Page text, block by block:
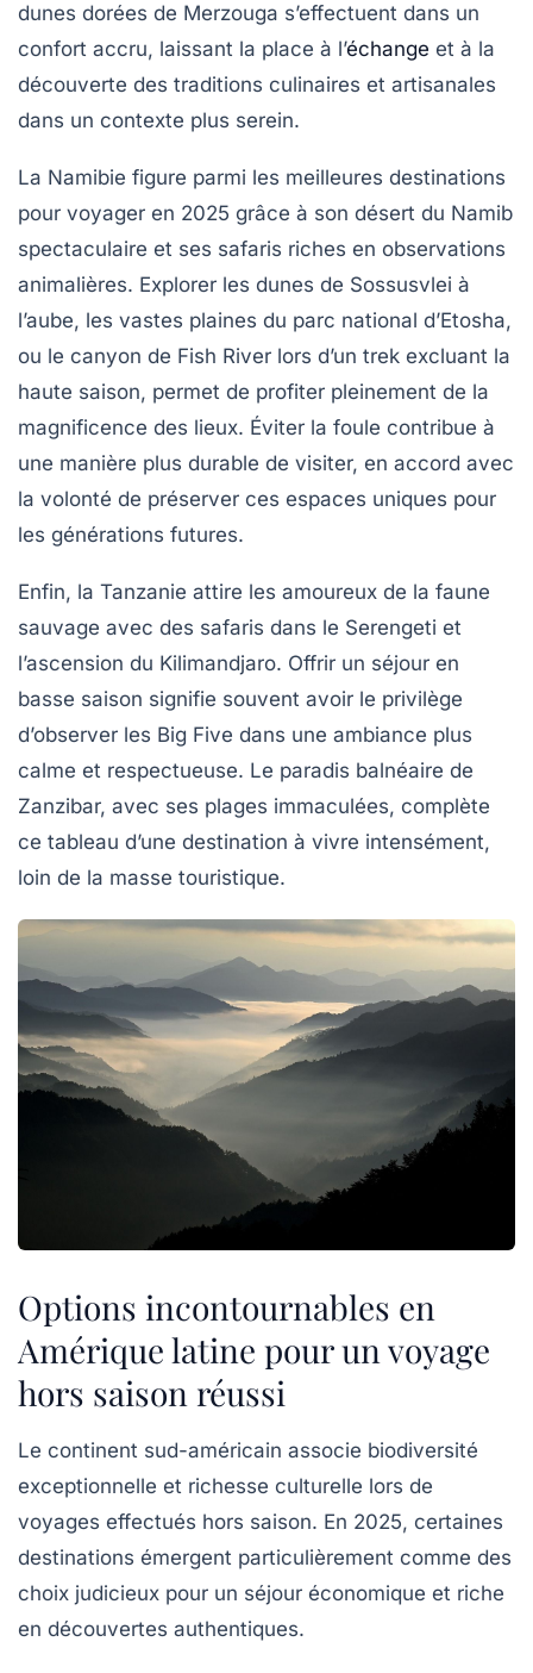
dunes dorées de Merzouga s’effectuent dans un
confort accru, laissant la place à l’échange et à la
découverte des traditions culinaires et artisanales
dans un contexte plus serein.
La Namibie figure parmi les meilleures destinations
pour voyager en 2025 grâce à son désert du Namib
spectaculaire et ses safaris riches en observations
animalières. Explorer les dunes de Sossusvlei à
l’aube, les vastes plaines du parc national d’Etosha,
ou le canyon de Fish River lors d’un trek excluant la
haute saison, permet de profiter pleinement de la
magnificence des lieux. Éviter la foule contribue à
une manière plus durable de visiter, en accord avec
la volonté de préserver ces espaces uniques pour
les générations futures.
Enfin, la Tanzanie attire les amoureux de la faune
sauvage avec des safaris dans le Serengeti et
l’ascension du Kilimandjaro. Offrir un séjour en
basse saison signifie souvent avoir le privilège
d’observer les Big Five dans une ambiance plus
calme et respectueuse. Le paradis balnéaire de
Zanzibar, avec ses plages immaculées, complète
ce tableau d’une destination à vivre intensément,
loin de la masse touristique.
Options incontournables en
Amérique latine pour un voyage
hors saison réussi
Le continent sud-américain associe biodiversité
exceptionnelle et richesse culturelle lors de
voyages effectués hors saison. En 2025, certaines
destinations émergent particulièrement comme des
choix judicieux pour un séjour économique et riche
en découvertes authentiques.